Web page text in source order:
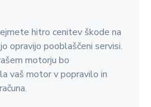
hitro cenitev škode na
opravijo pooblaščeni servisi.
motorju bo
vaš motor v popravilo in